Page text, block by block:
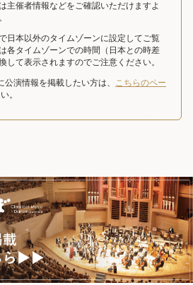
主催者情報などをご確認いただけますよ
日本以外のタイムゾーンに設定してご覧
各タイムゾーンでの時間（日本との時差
して表示されますのでご注意ください。
演情報を掲載したい方は、 こちらのペー
。